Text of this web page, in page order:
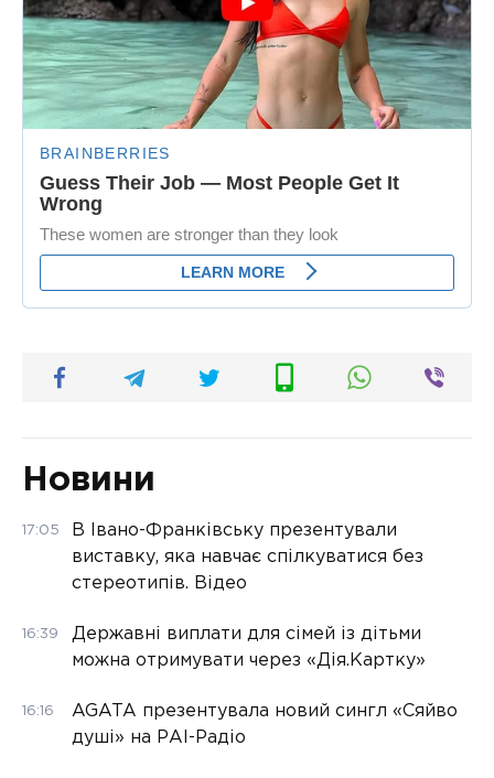
Новини
17:05
В Івано-Франківську презентували
виставку, яка навчає спілкуватися без
стереотипів. Відео
16:39
Державні виплати для сімей із дітьми
можна отримувати через «Дія.Картку»
16:16
AGATA презентувала новий сингл «Сяйво
душі» на РАІ-Радіо